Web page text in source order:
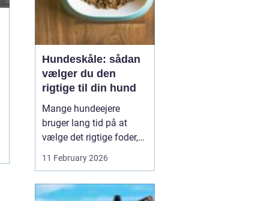
Hundeskåle: sådan
vælger du den
rigtige til din hund
Mange hundeejere
bruger lang tid på at
vælge det rigtige foder,
men selve skålen bliver
ofte en eftertanke. Det er
har...
11 February 2026